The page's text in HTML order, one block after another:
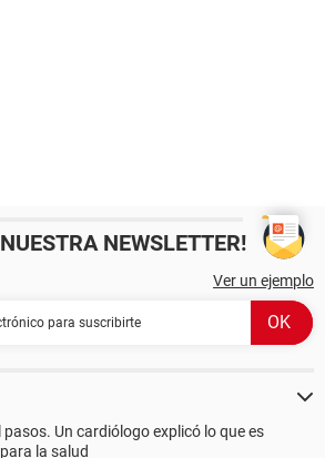
NEWSLETTER!
Ver un ejemplo
pasos. Un cardiólogo explicó lo que es
la salud